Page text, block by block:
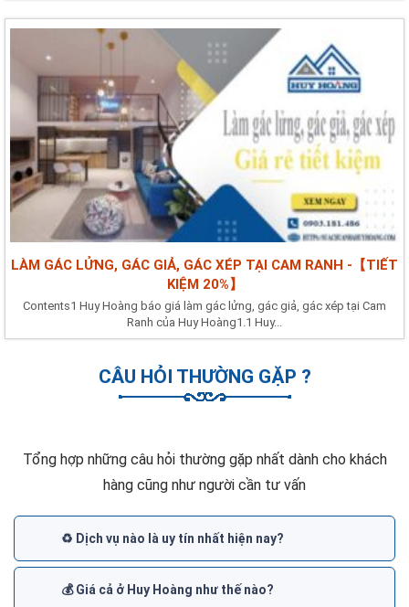
LÀM GÁC LỬNG, GÁC GIẢ, GÁC XÉP TẠI CAM RANH -【TIẾT
KIỆM 20%】
Contents1 Huy Hoàng báo giá làm gác lửng, gác giả, gác xép tại Cam
Ranh của Huy Hoàng1.1 Huy...
CÂU HỎI THƯỜNG GẶP ?
Tổng hợp những câu hỏi thường gặp nhất dành cho khách
hàng cũng như người cần tư vấn
♻️ Dịch vụ nào là uy tín nhất hiện nay?
💰 Giá cả ở Huy Hoàng như thế nào?